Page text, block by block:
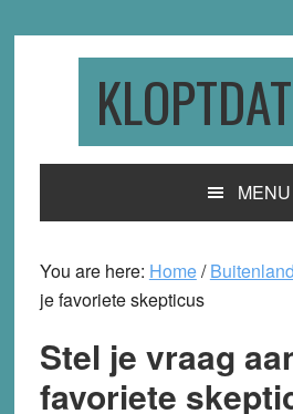
MENU
You are here: Home/ Buitenland
je favoriete skepticus
Stel je vraag
favoriete